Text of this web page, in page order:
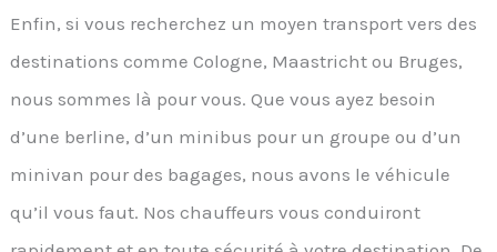
Enfin, si vous recherchez un moyen transport vers des
destinations comme Cologne, Maastricht ou Bruges,
nous sommes là pour vous. Que vous ayez besoin
d’une berline, d’un minibus pour un groupe ou d’un
minivan pour des bagages, nous avons le véhicule
qu’il vous faut. Nos chauffeurs vous conduiront